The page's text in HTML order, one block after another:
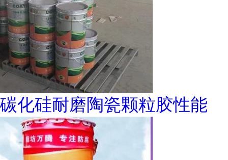
碳化硅耐磨陶瓷颗粒胶性能